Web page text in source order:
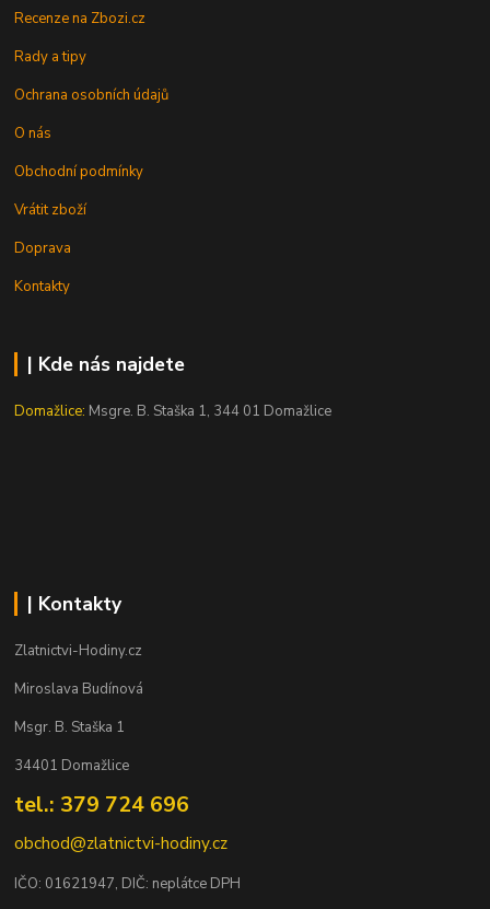
Recenze na Zbozi.cz
Rady a tipy
Ochrana osobních údajů
O nás
Obchodní podmínky
Vrátit zboží
Doprava
Kontakty
| Kde nás najdete
Domažlice: Msgre. B. Staška 1, 344 01 Domažlice
| Kontakty
Zlatnictvi-Hodiny.cz
Miroslava Budínová
Msgr. B. Staška 1
34401 Domažlice
tel.: 379 724 696
obchod@zlatnictvi-hodiny.cz
IČO: 01621947, DIČ: neplátce DPH